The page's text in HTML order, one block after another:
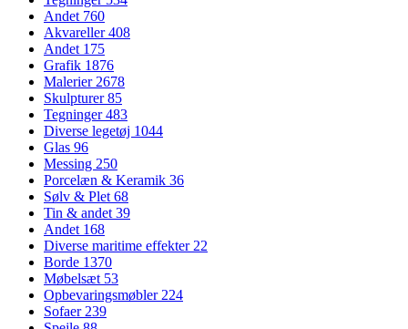
Andet 760
Akvareller408
Andet 175
Grafik 1876
Malerier2678
Skulpturer85
Tegninger483
Diverse legetøj 1044
Glas 96
Messing 250
Porcelæn & Keramik 36
Sølv & Plet68
Tin & andet39
Andet 168
Diverse maritime effekter22
Borde 1370
Møbelsæt 53
Opbevaringsmøbler224
Sofaer239